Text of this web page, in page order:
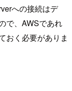
への接続はデ
で、AWSであれ
おく必要がありま